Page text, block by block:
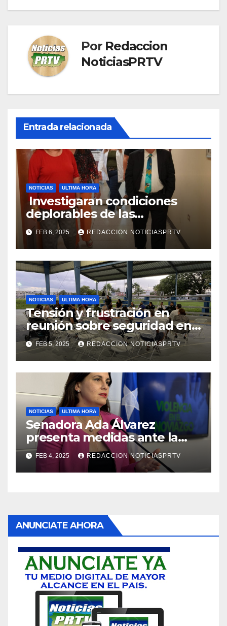
Por Redaccion
NoticiasPRTV
Entrada relacionada
NOTICIAS ULTIMA HORA
Investigaran condiciones
deplorables de las
facilidades el Departamento
de la Salud en Mayagüez
FEB 6, 2025 REDACCION NOTICIASPRTV
NOTICIAS ULTIMA HORA
Tensión y frustración en
reunión sobre seguridad en
Reparto Metropolitano
FEB 5, 2025 REDACCION NOTICIASPRTV
NOTICIAS ULTIMA HORA
Senadora Ada Álvarez
presenta medidas ante la
violencia en el noviazgo
FEB 4, 2025 REDACCION NOTICIASPRTV
ANUNCIATE AHORA